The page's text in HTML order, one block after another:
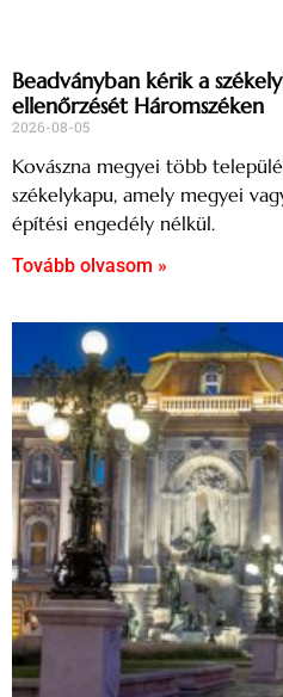
Beadványban kérik a
ellenőrzését Háromszéken
2026-08-05
Kovászna megyei több
székelykapu, amely megyei
építési engedély nélkül.
Tovább olvasom »